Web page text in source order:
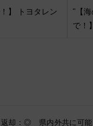
】 トヨタレン
"【
で！
却：◎ 県内外共に可能